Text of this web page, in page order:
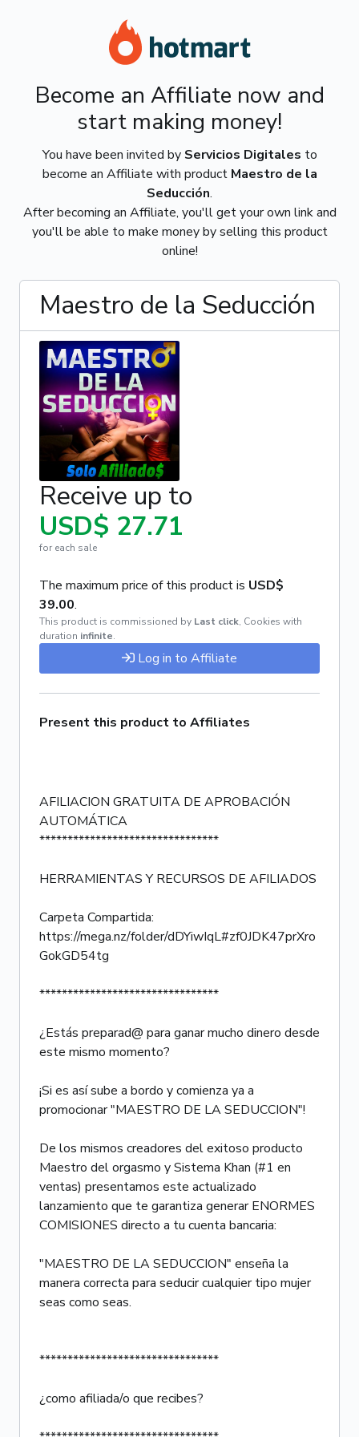
Become an Affiliate now and
start making money!
You have been invited by Servicios Digitales to
become an Affiliate with product Maestro de la
Seducción.
After becoming an Affiliate, you'll get your own link and
you'll be able to make money by selling this product
online!
Maestro de la Seducción
Receive up to
USD$ 27.71
for each sale
The maximum price of this product is USD$
39.00.
This product is commissioned by Last click, Cookies with
duration infinite.
Log in to Affiliate
Present this product to Affiliates
AFILIACION GRATUITA DE APROBACIÓN
AUTOMÁTICA
********************************
HERRAMIENTAS Y RECURSOS DE AFILIADOS
Carpeta Compartida:
https://mega.nz/folder/dDYiwIqL#zf0JDK47prXro
GokGD54tg
********************************
¿Estás preparad@ para ganar mucho dinero desde
este mismo momento?
¡Si es así sube a bordo y comienza ya a
promocionar "MAESTRO DE LA SEDUCCION"!
De los mismos creadores del exitoso producto
Maestro del orgasmo y Sistema Khan (#1 en
ventas) presentamos este actualizado
lanzamiento que te garantiza generar ENORMES
COMISIONES directo a tu cuenta bancaria:
"MAESTRO DE LA SEDUCCION" enseña la
manera correcta para seducir cualquier tipo mujer
seas como seas.
********************************
¿como afiliada/o que recibes?